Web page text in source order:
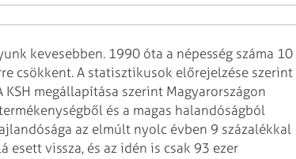
kevesebben. 1990 óta a népesség száma 10
csökkent. A statisztikusok előrejelzése szerint
KSH megállapítása szerint Magyarországon
és a magas halandóságból
az elmúlt nyolc évben 9 százalékkal
esett vissza, és az idén is csak 93 ezer